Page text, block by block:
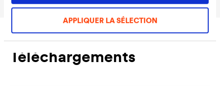
APPLIQUER LA SÉLECTION
Téléchargements